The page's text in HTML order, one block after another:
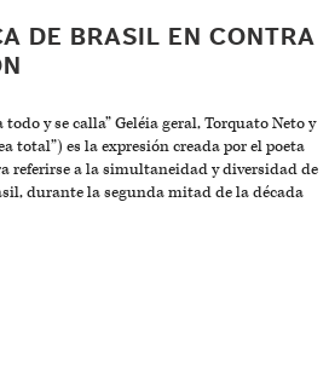
DE BRASIL EN CONTRA
y se calla” Geléia geral, Torquato Neto y
total”) es la expresión creada por el poeta
referirse a la simultaneidad y diversidad de
durante la segunda mitad de la década